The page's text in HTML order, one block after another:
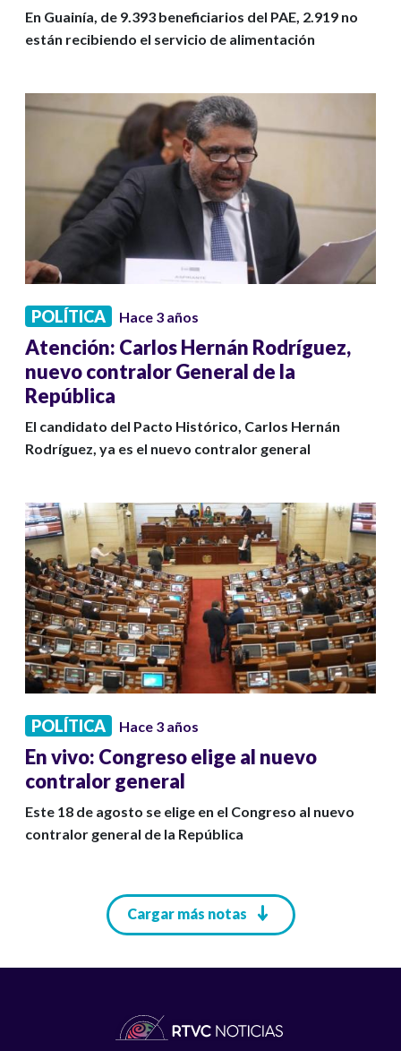
En Guainía, de 9.393 beneficiarios del PAE, 2.919 no
están recibiendo el servicio de alimentación
POLÍTICA Hace 3 años
Atención: Carlos Hernán Rodríguez,
nuevo contralor General de la
República
El candidato del Pacto Histórico, Carlos Hernán
Rodríguez, ya es el nuevo contralor general
POLÍTICA Hace 3 años
En vivo: Congreso elige al nuevo
contralor general
Este 18 de agosto se elige en el Congreso al nuevo
contralor general de la República
Cargar más notas